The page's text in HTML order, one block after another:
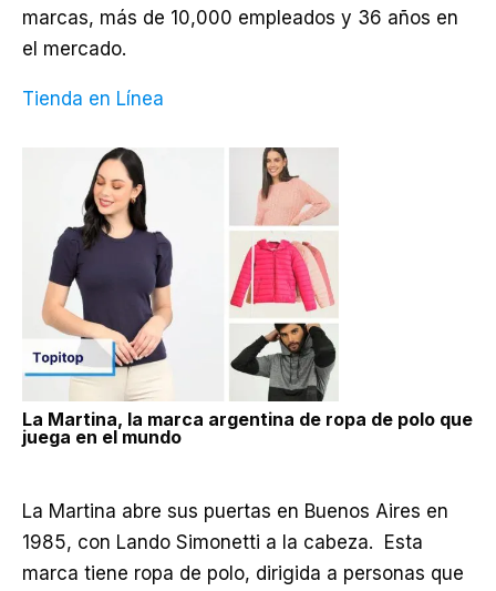
marcas, más de 10,000 empleados y 36 años en
el mercado.
Tienda en Línea
La Martina, la marca argentina de ropa de polo que
juega en el mundo
La Martina abre sus puertas en Buenos Aires en
1985, con Lando Simonetti a la cabeza. Esta
marca tiene ropa de polo, dirigida a personas que